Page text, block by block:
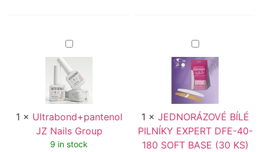
Ultrabond+pantenol
JZ
Nails
Group
1 × Ultrabond+pantenol
JZ Nails Group
9 in stock
JEDNORÁZOVÉ
BÍLÉ
PILNÍKY
EXPERT
DFE-
40-
180
SOFT
BASE
(30
KS)
1 × JEDNORÁZOVÉ BÍLÉ
PILNÍKY EXPERT DFE-40-
180 SOFT BASE (30 KS)